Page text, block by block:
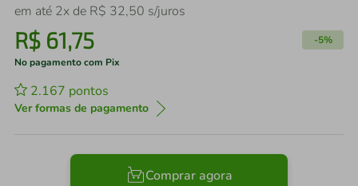
em até 2x de R$ 32,50 s/juros
R$ 61,75 -5%
No pagamento com Pix
2.167 pontos
Ver formas de pagamento
Comprar agora